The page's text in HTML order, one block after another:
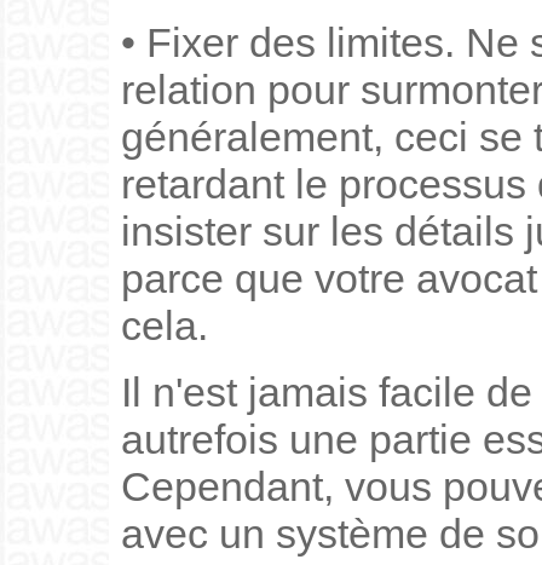
• Fixer des limites. Ne
relation pour
généralement, ceci se
retardant le
insister sur les détails
parce que votre
cela.
Il n'est jamais facile
autrefois une partie
Cependant, vous
avec un système de